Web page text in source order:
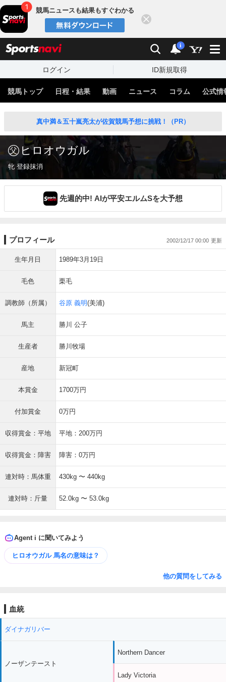
競馬ニュースも結果もすぐわかる
検索 通知
i
ログイン ID新規取得
競馬トップ 日程・結果 動画 ニュース コラム 公式情
真中満＆五十嵐亮太が佐賀競馬予想に挑戦！（PR）
ヒロオウガル
牝 登録抹消
先週的中! AIが平安エルムSを大予想
プロフィール 2002/12/17 00:00
生年月日 1989年3月19日
毛色 栗毛
調教師（所属） 谷原 義明(美浦)
馬主 勝川 公子
生産者 勝川牧場
産地 新冠町
本賞金 1700万円
付加賞金 0万円
収得賞金：平地 平地：200万円
収得賞金：障害 障害：0万円
連対時：馬体重 430kg 〜 440kg
連対時：斤量 52.0kg 〜 53.0kg
Agent i に聞いてみよう
ヒロオウガル 馬名の意味は？
他の質問をしてみる
血統
ダイナガリバー
ノーザンテースト
Northern Dancer
Lady Victoria